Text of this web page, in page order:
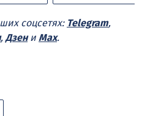
соцсетях: Telegram,
, Дзени Max.